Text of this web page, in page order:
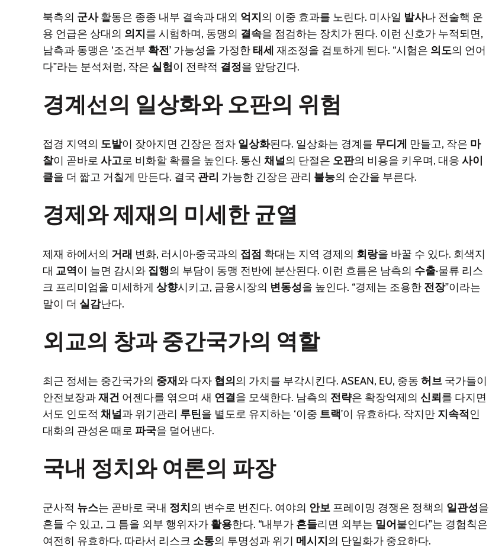
북측의 군사활동은 종종 내부 결속과 대외 억지의 이중 효과를 노린다. 미사일 발사나 전술핵 운
용 언급은 상대의 의지를 시험하며, 동맹의 결속을 점검하는 장치가 된다. 이런 신호가 누적되면,
남측과 동맹은 ‘조건부 확전’ 가능성을 가정한 태세 재조정을 검토하게 된다. “시험은 의도의 언어
다”라는 분석처럼, 작은 실험이 전략적 결정을 앞당긴다.
경계선의 일상화와 오판의 위험
접경 지역의 도발이 잦아지면 긴장은 점차 일상화된다. 일상화는 경계를 무디게 만들고, 작은 마
찰이 곧바로 사고로 비화할 확률을 높인다. 통신 채널의 단절은 오판의 비용을 키우며, 대응 사이
클을 더 짧고 거칠게 만든다. 결국 관리 가능한 긴장은 관리 불능의 순간을 부른다.
경제와 제재의 미세한 균열
제재 하에서의 거래 변화, 러시아·중국과의 접점 확대는 지역 경제의 회랑을 바꿀 수 있다. 회색지
대 교역이 늘면 감시와 집행의 부담이 동맹 전반에 분산된다. 이런 흐름은 남측의 수출·물류 리스
크 프리미엄을 미세하게 상향시키고, 금융시장의 변동성을 높인다. “경제는 조용한 전장”이라는
말이 더 실감난다.
외교의 창과 중간국가의 역할
최근 정세는 중간국가의 중재와 다자 협의의 가치를 부각시킨다. ASEAN, EU, 중동 허브 국가들이
안전보장과재건 어젠다를 엮으며 새 연결을 모색한다. 남측의 전략은 확장억제의 신뢰를 다지면
서도 인도적 채널과 위기관리 루틴을 별도로 유지하는 ‘이중 트랙’이 유효하다. 작지만 지속적인
대화의 관성은 때로 파국을 덜어낸다.
국내 정치와 여론의 파장
군사적 뉴스는 곧바로 국내 정치의 변수로 번진다. 여야의 안보 프레이밍 경쟁은 정책의 일관성을
흔들 수 있고, 그 틈을 외부 행위자가 활용한다. “내부가 흔들리면 외부는 밀어붙인다”는 경험칙은
여전히 유효하다. 따라서 리스크 소통의 투명성과 위기 메시지의 단일화가 중요하다.